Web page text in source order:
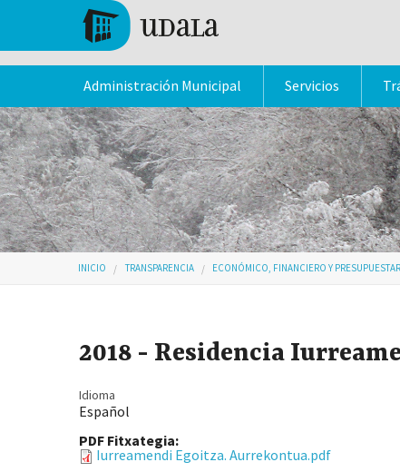
Pasar al contenido principal
Administración Municipal Servicios
Usted está aquí
INICIO TRANSPARENCIA ECONÓMICO, FINANCIERO Y
2018 - Residencia
Idioma
Español
PDF Fitxategia:
Iurreamendi Egoitza. Aurrekontua.pdf